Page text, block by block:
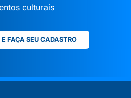
culturais
FAÇA SEU CADASTRO